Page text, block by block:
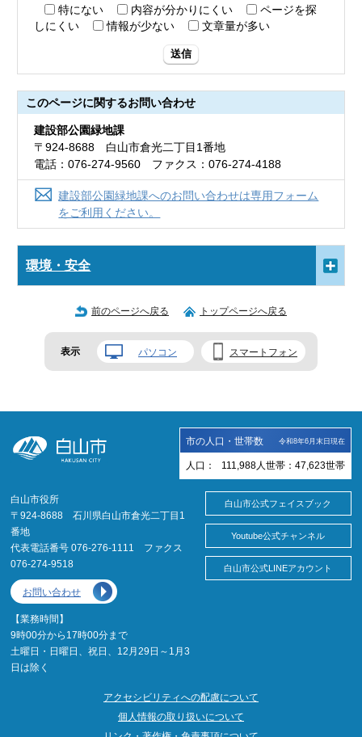
特にない
内容が分かりにくい
ページを探
しにくい
情報が少ない 文章量が多い
送信
このページに関するお問い合わせ
建設部公園緑地課
〒924-8688 白山市倉光二丁目1番地
電話：076-274-9560 ファクス：076-274-4188
建設部公園緑地課へのお問い合わせは専用フォーム
をご利用ください。
環境・安全
前のページへ戻る トップページへ戻る
表示 パソコン スマートフォン
市の人口・世帯数 令和8年6月末日現在
人口： 111,988 人 世帯： 47,623世帯
白山市役所
〒924-8688 石川県白山市倉光二丁目1
番地
代表電話番号 076-276-1111 ファクス
076-274-9518
お問い合わせ
【業務時間】
9時00分から17時00分まで
土曜日・日曜日、祝日、12月29日～1月3
日は除く
白山市公式フェイスブック
Youtube公式チャンネル
白山市公式LINEアカウント
アクセシビリティへの配慮について
個人情報の取り扱いについて